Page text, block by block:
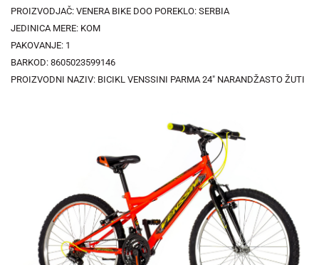
PROIZVODJAČ: VENERA BIKE DOO POREKLO: SERBIA
JEDINICA MERE: KOM
PAKOVANJE: 1
BARKOD: 8605023599146
PROIZVODNI NAZIV: BICIKL VENSSINI PARMA 24" NARANDŽASTO ŽUTI